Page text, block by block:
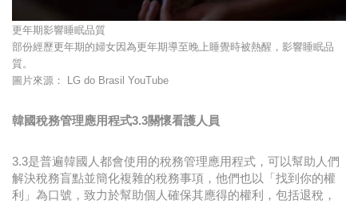
更年期影響睡眠品質
部份經歷更年期的婦女因為更年期導至晚上睡覺時被熱醒，影響睡眠品
質。
圖片來源： LG do Brasil YouTube
韓國稅務管理應用程式3.3關懷看護人員
3.3是普遍韓國人都會使用的稅務管理應用程式，可以幫助人們
解決稅務盲點並簡化複雜的稅務事項，他們也以「找到你的權
利」為口號，致力於幫助個人確保其應得的權利，包括退稅，